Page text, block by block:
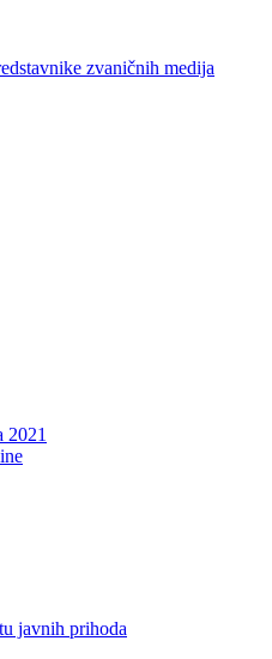
zvaničnih medija
2021
javnih prihoda